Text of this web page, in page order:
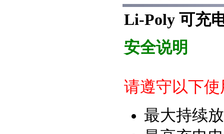
Li-Poly 可充
安全说明
请遵守以下
最大持续